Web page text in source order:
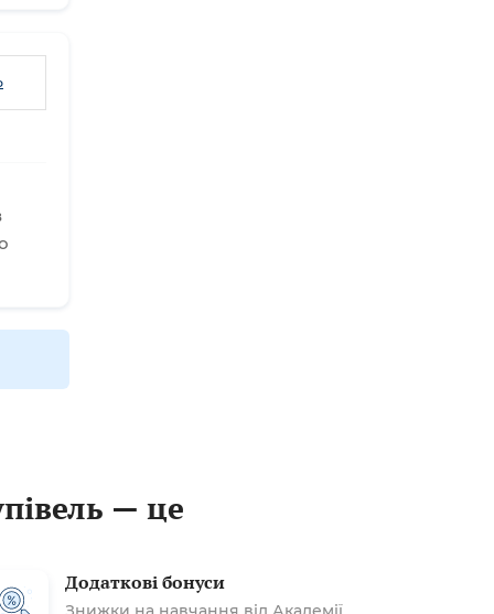
— це
Додаткові бонуси